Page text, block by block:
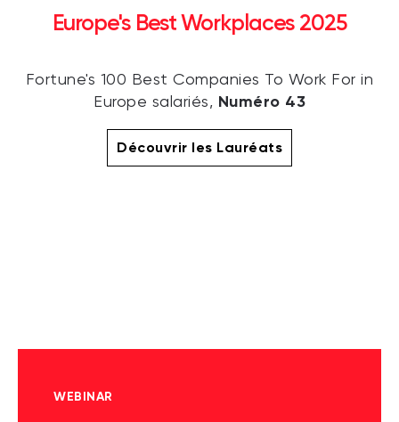
Europe's Best Workplaces 2025
Fortune's 100 Best Companies To Work For in
Europe salariés, Numéro 43
Découvrir les Lauréats
WEBINAR